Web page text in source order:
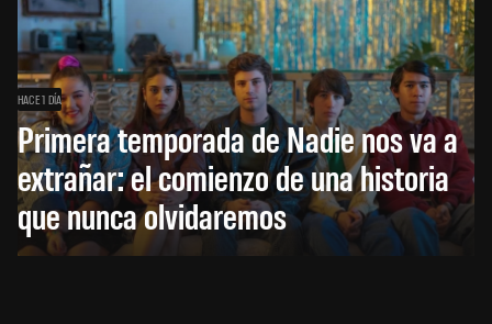
HACE 1 DÍA
Primera temporada de Nadie nos va a
extrañar: el comienzo de una historia
que nunca olvidaremos